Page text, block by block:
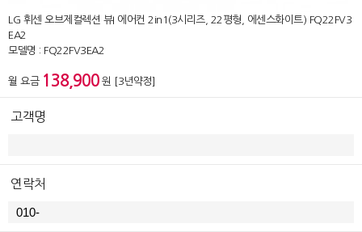
LG 휘센 오브제컬렉션 뷰I 에어컨 2in1(3시리즈, 22평형, 에센스화이트) FQ22FV3
EA2
모델명 : FQ22FV3EA2
월 요금 138,900 원 [3년약정]
고객명
연락처